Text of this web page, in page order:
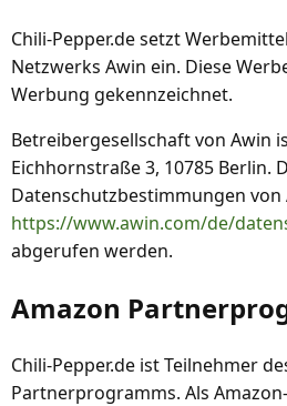
Chili-Pepper.de setzt
Netzwerks Awin ein. Diese
Werbung gekennzeichnet.
Betreibergesellschaft von Awin
Eichhornstraße 3, 10785 Berlin.
Datenschutzbestimmungen
https://www.awin.com/de/
abgerufen werden.
Amazon
Chili-Pepper.de ist Teilnehmer
Partnerprogramms. Als